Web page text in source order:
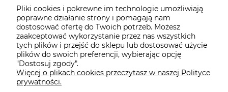
Dostawa i płatności
Pomoc
Gwarancja i Serwis
Pliki cookies i pokrewne im technologie umożliwiają
poprawne działanie strony i pomagają nam
dostosować ofertę do Twoich potrzeb. Możesz
zaakceptować wykorzystanie przez nas wszystkich
tych plików i przejść do sklepu lub dostosować użycie
plików do swoich preferencji, wybierając opcję
"Dostosuj zgody".
Więcej o plikach cookies przeczytasz w naszej Polityce
prywatności.